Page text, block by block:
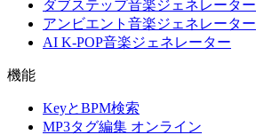
ダブステップ音楽ジェネレーター
アンビエント音楽ジェネレーター
AI K-POP音楽ジェネレーター
機能
KeyとBPM検索
MP3タグ編集 オンライン